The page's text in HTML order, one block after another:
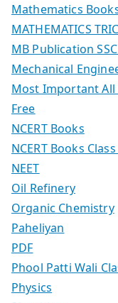
Mathematics
MATHEMATICS
MB Publication
Mechanical
Most Important All
Free
NCERT Books
NCERT Books
NEET
Oil Refinery
Organic Chemistry
Paheliyan
PDF
Phool Patti Wali
Physics